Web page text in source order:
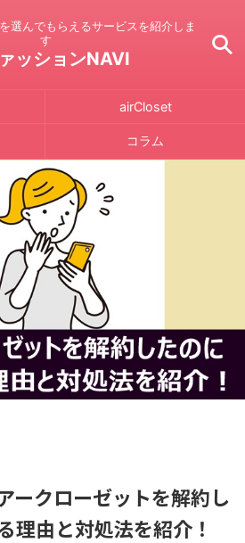
選んでもらえるサービスを紹介しま
す
ッションNAVI
airCloset
コラム
ークローゼットを解約し
理由と対処法を紹介！